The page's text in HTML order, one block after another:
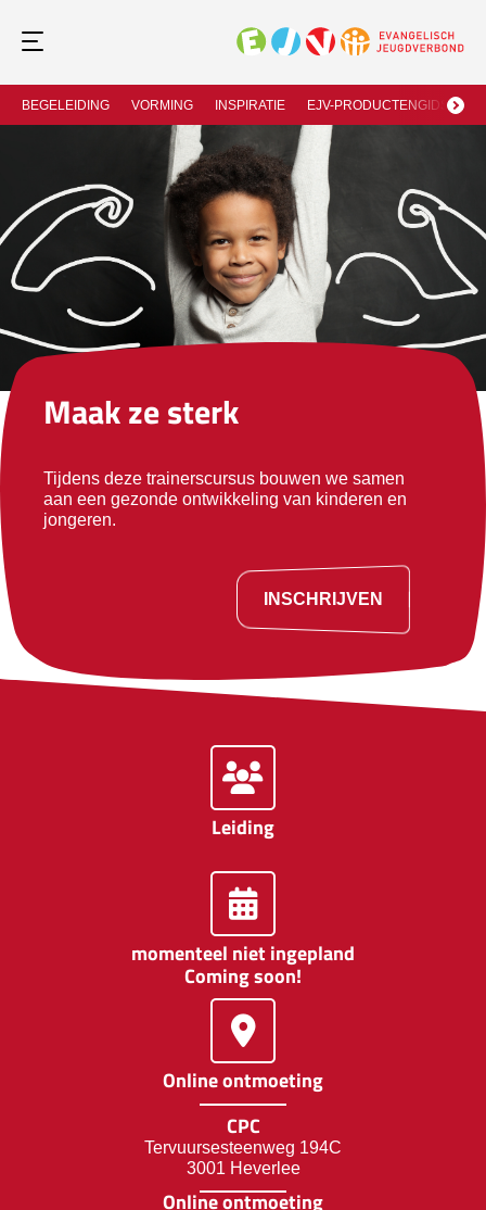
BEGELEIDING VORMING INSPIRATIE EJV-PRODUCTENGIDS
Maak ze sterk
Tijdens deze trainerscursus bouwen we samen
aan een gezonde ontwikkeling van kinderen en
jongeren.
INSCHRIJVEN
Leiding
momenteel niet ingepland
Coming soon!
Online ontmoeting
CPC
Tervuursesteenweg 194C
3001 Heverlee
Online ontmoeting